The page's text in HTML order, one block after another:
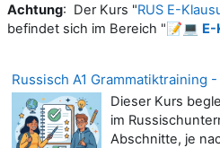
Achtung: Der Kurs "RUS E-
befindet sich im Bereich "📝💻 E-
Russisch A1 Grammatiktraining
Dieser Kurs
im
Abschnitte, je